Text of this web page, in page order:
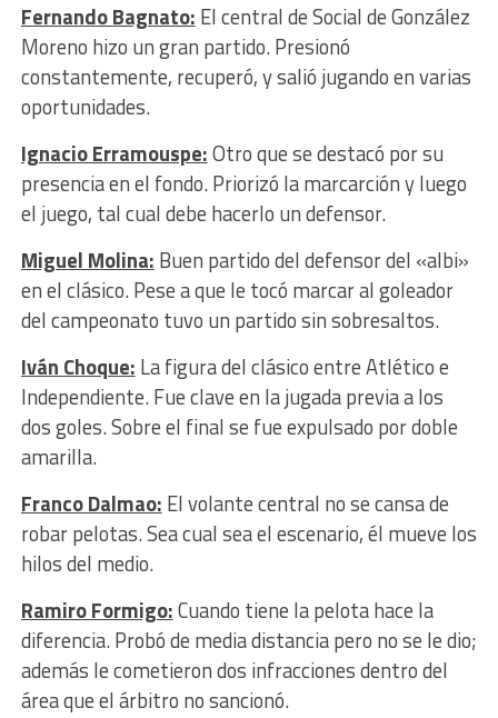
Fernando Bagnato: El central de Social de González
Moreno hizo un gran partido. Presionó
constantemente, recuperó, y salió jugando en varias
oportunidades.
Ignacio Erramouspe:Otro que se destacó por su
presencia en el fondo. Priorizó la marcarción y luego
el juego, tal cual debe hacerlo un defensor.
Miguel Molina: Buen partido del defensor del «albi»
en el clásico. Pese a que le tocó marcar al goleador
del campeonato tuvo un partido sin sobresaltos.
Iván Choque: La figura del clásico entre Atlético e
Independiente. Fue clave en la jugada previa a los
dos goles. Sobre el final se fue expulsado por doble
amarilla.
Franco Dalmao: El volante central no se cansa de
robar pelotas. Sea cual sea el escenario, él mueve los
hilos del medio.
Ramiro Formigo:Cuando tiene la pelota hace la
diferencia. Probó de media distancia pero no se le dio;
además le cometieron dos infracciones dentro del
área que el árbitro no sancionó.